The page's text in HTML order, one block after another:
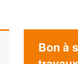
Bon à